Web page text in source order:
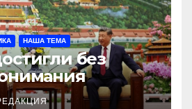
НАША ТЕМА
без